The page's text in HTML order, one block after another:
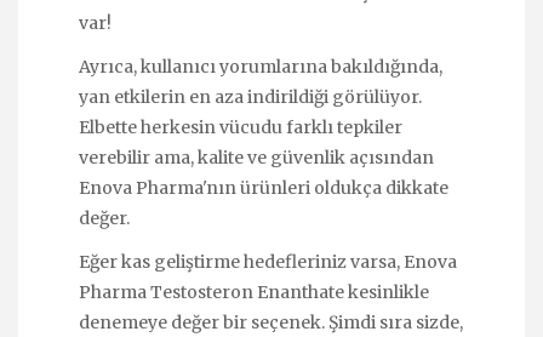
var!
Ayrıca, kullanıcı yorumlarına bakıldığında,
yan etkilerin en aza indirildiği görülüyor.
Elbette herkesin vücudu farklı tepkiler
verebilir ama, kalite ve güvenlik açısından
Enova Pharma'nın ürünleri oldukça dikkate
değer.
Eğer kas geliştirme hedefleriniz varsa, Enova
Pharma Testosteron Enanthate kesinlikle
denemeye değer bir seçenek. Şimdi sıra sizde,